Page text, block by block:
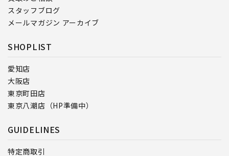
スタッフブログ
メールマガジン アーカイブ
SHOPLIST
愛知店
大阪店
東京町田店
東京八潮店（HP準備中）
GUIDELINES
特定商取引